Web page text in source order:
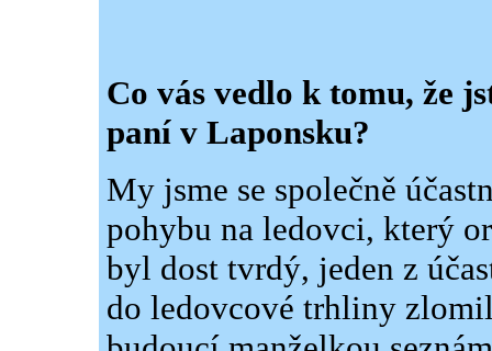
Co vás vedlo k tomu, že
paní v Laponsku?
My jsme se společně
pohybu na ledovci, který
byl dost tvrdý, jeden z
do ledovcové trhliny